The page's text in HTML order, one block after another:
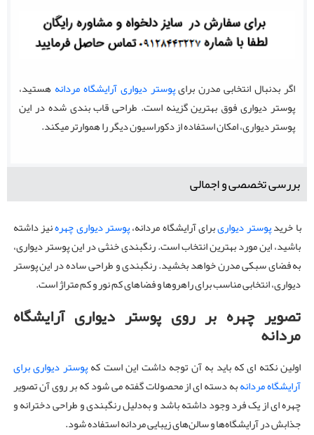
اگر بدنبال انتخابی مدرن برایپوستر دیواری آرایشگاه مردانه هستید،
پوستر دیواری فوق بهترین گزینه است. طراحی قاب بندی شده در این
پوستر دیواری، امکان استفاده از دکوراسیون دیگر را هموارتر میکند.
بررسی تخصصی و اجمالی
با خریدپوستر دیواریبرای آرایشگاه مردانه،پوستر دیواری چهرهنیز داشته
باشید، این مورد بهترین انتخاب است. رنگبندی خنثی در این پوستر دیواری،
به فضای سبکی مدرن خواهد بخشید. رنگبندی و طراحی ساده در این پوستر
دیواری، انتخابی مناسب برای راهروها و فضاهای کم نور و کم متراژ است.
تصویر چهره بر روی پوستر دیواری آرایشگاه
مردانه
اولین نکته ای که باید به آن توجه داشت این است کهپوستر دیواری برای
آرایشگاه مردانهبه دسته ای از محصولات گفته می شود که بر روی آن تصویر
چهره ای از یک فرد وجود داشته باشد و به‌دلیل رنگبندی و طراحی دخترانه و
جذابش در آرایشگاه‌ها و سالن‌های زیبایی مردانه استفاده شود.